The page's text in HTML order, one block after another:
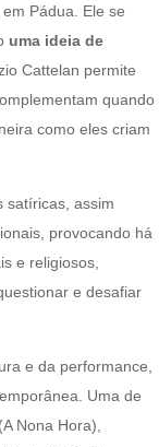
em Pádua. Ele se
uma ideia de
Cattelan permite
quando
como eles criam
satíricas, assim
provocando há
e religiosos,
e desafiar
e da performance,
Uma de
Nona Hora),